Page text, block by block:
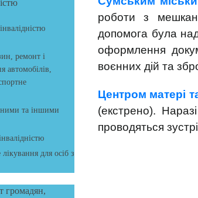
ремонт і
автомобілів,
та іншими
для осіб з
громадян,
роботи з
допомога була
оформлення
воєнних дій та
Центром матері
(екстрено).
проводяться